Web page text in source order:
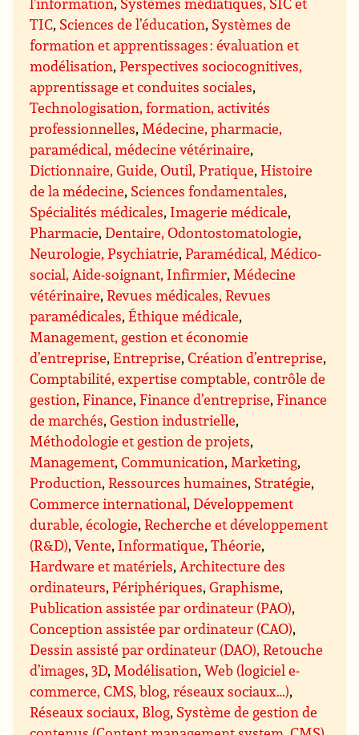
TIC, Sciences de l’éducation, Systèmes de
formation et apprentissages : évaluation et
modélisation,Perspectives sociocognitives,
apprentissage et conduites sociales,
Technologisation, formation, activités
professionnelles, Médecine, pharmacie,
paramédical, médecine vétérinaire,
Dictionnaire, Guide, Outil, Pratique,Histoire
de la médecine, Sciences fondamentales,
Spécialités médicales, Imagerie médicale,
Pharmacie,Dentaire, Odontostomatologie,
Neurologie, Psychiatrie,Paramédical, Médico-
social, Aide-soignant, Infirmier, Médecine
vétérinaire,Revues médicales, Revues
paramédicales,Éthique médicale,
Management, gestion et économie
d’entreprise,Entreprise,Création d’entreprise,
Comptabilité, expertise comptable, contrôle de
gestion,Finance,Finance d’entreprise,Finance
de marchés,Gestion industrielle,
Méthodologie et gestion de projets,
Management,Communication, Marketing,
Production,Ressources humaines, Stratégie,
Commerce international,Développement
durable, écologie,Recherche et développement
(R&D),Vente, Informatique,Théorie,
Hardware et matériels, Architecture des
ordinateurs,Périphériques,Graphisme,
Publication assistée par ordinateur (PAO),
Conception assistée par ordinateur (CAO),
Dessin assisté par ordinateur (DAO), Retouche
d’images,3D, Modélisation,Web (logiciel e-
commerce, CMS, blog, réseaux sociaux…),
Réseaux sociaux, Blog, Système de gestion de